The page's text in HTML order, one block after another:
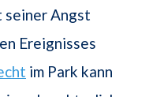
seiner Angst
Ereignisses
im Park kann